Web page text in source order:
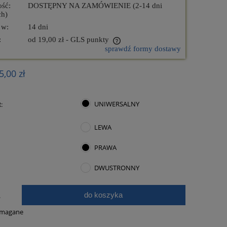
do koszyka
DOSTĘPNY NA ZAMÓWIENIE (2-14 dni
w:
14 dni
od 19,00 zł - GLS punkty
zawiera ewentualnych kosztów
sprawdź formy dostawy
zł
UNIWERSALNY
LEWA
PRAWA
DWUSTRONNY
do koszyka